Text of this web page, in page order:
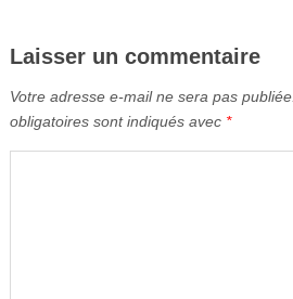
Laisser un commentaire
Votre adresse e-mail ne sera pas publiée.
obligatoires sont indiqués avec *